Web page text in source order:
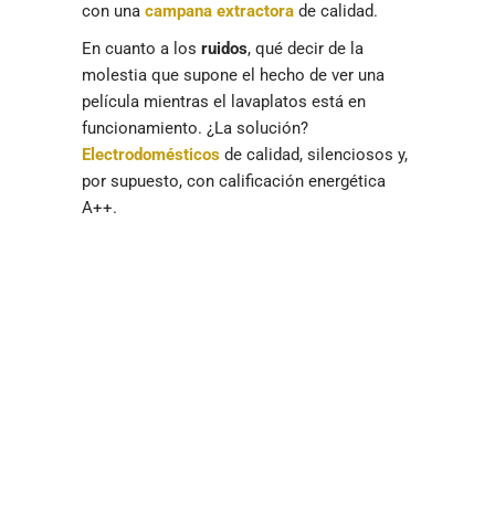
con una campana extractora de calidad.
En cuanto a los ruidos, qué decir de la
molestia que supone el hecho de ver una
película mientras el lavaplatos está en
funcionamiento. ¿La solución?
Electrodomésticos de calidad, silenciosos y,
por supuesto, con calificación energética
A++.